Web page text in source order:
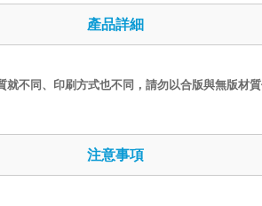
產品詳細
就不同、印刷方式也不同，請勿以合版與無版材
注意事項